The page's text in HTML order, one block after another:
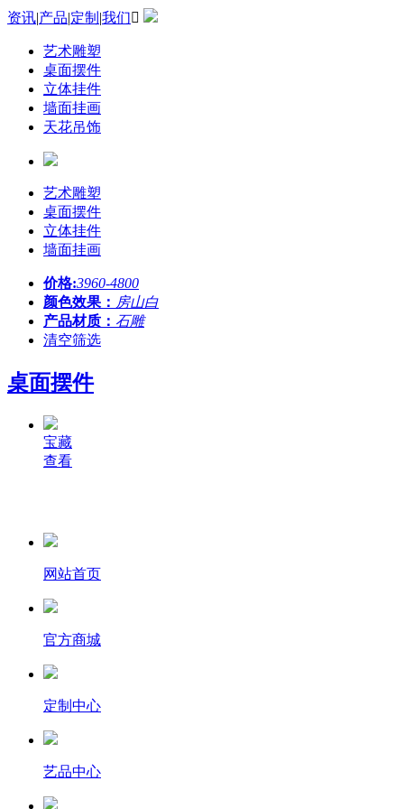
资讯|产品|定制 |我们
艺术雕塑
桌面摆件
立体挂件
墙面挂画
天花吊饰
艺术雕塑
桌面摆件
立体挂件
墙面挂画
价格:3960-4800
颜色效果： 房山白
产品材质： 石雕
清空筛选
桌面摆件
宝藏
查看
网站首页
官方商城
定制中心
艺品中心